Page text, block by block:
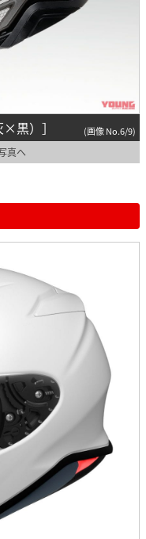
黒）］ (画像 No.6/9)
真へ